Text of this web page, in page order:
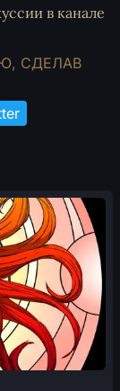
в канале
СДЕЛАВ